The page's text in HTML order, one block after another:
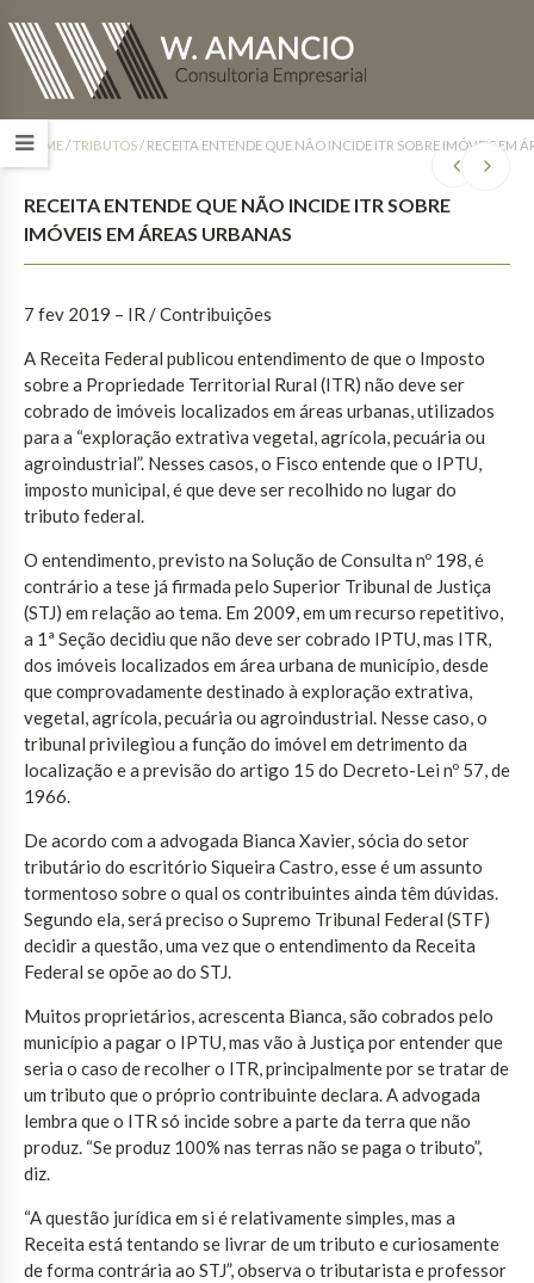
HOME/TRIBUTOS/ RECEITA ENTENDE QUE NÃO INCIDE ITR SOBRE IMÓVEIS EM
RECEITA ENTENDE QUE NÃO INCIDE ITR SOBRE
IMÓVEIS EM ÁREAS URBANAS
7 fev 2019 – IR / Contribuições
A Receita Federal publicou entendimento de que o Imposto
sobre a Propriedade Territorial Rural (ITR) não deve ser
cobrado de imóveis localizados em áreas urbanas, utilizados
para a “exploração extrativa vegetal, agrícola, pecuária ou
agroindustrial”. Nesses casos, o Fisco entende que o IPTU,
imposto municipal, é que deve ser recolhido no lugar do
tributo federal.
O entendimento, previsto na Solução de Consulta nº 198, é
contrário a tese já firmada pelo Superior Tribunal de Justiça
(STJ) em relação ao tema. Em 2009, em um recurso repetitivo,
a 1ª Seção decidiu que não deve ser cobrado IPTU, mas ITR,
dos imóveis localizados em área urbana de município, desde
que comprovadamente destinado à exploração extrativa,
vegetal, agrícola, pecuária ou agroindustrial. Nesse caso, o
tribunal privilegiou a função do imóvel em detrimento da
localização e a previsão do artigo 15 do Decreto-Lei nº 57, de
1966.
De acordo com a advogada Bianca Xavier, sócia do setor
tributário do escritório Siqueira Castro, esse é um assunto
tormentoso sobre o qual os contribuintes ainda têm dúvidas.
Segundo ela, será preciso o Supremo Tribunal Federal (STF)
decidir a questão, uma vez que o entendimento da Receita
Federal se opõe ao do STJ.
Muitos proprietários, acrescenta Bianca, são cobrados pelo
município a pagar o IPTU, mas vão à Justiça por entender que
seria o caso de recolher o ITR, principalmente por se tratar de
um tributo que o próprio contribuinte declara. A advogada
lembra que o ITR só incide sobre a parte da terra que não
produz. “Se produz 100% nas terras não se paga o tributo”,
diz.
“A questão jurídica em si é relativamente simples, mas a
Receita está tentando se livrar de um tributo e curiosamente
de forma contrária ao STJ”, observa o tributarista e professor